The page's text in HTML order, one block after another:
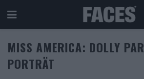
MISS AMERICA: DOLLY
PORTRÄT